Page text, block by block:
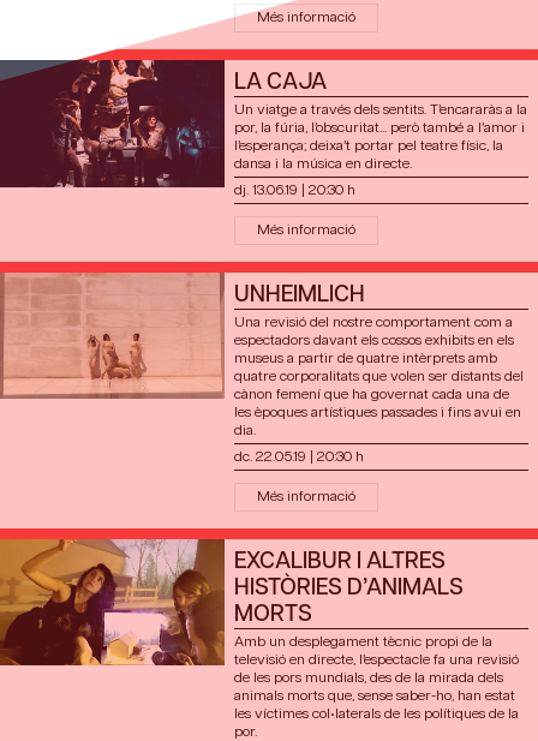
Més informació
LA CAJA
Un viatge a través dels sentits. T’encararàs a la
por, la fúria, l’obscuritat... però també a l’amor i
l’esperança; deixa’t portar pel teatre físic, la
dansa i la música en directe.
dj. 13.06.19
20:30 h
Més informació
UNHEIMLICH
Una revisió del nostre comportament com a
espectadors davant els cossos exhibits en els
museus a partir de quatre intèrprets amb
quatre corporalitats que volen ser distants del
cànon femení que ha governat cada una de
les èpoques artístiques passades i fins avui en
dia.
dc. 22.05.19
20:30 h
Més informació
EXCALIBUR I ALTRES
HISTÒRIES D’ANIMALS
MORTS
Amb un desplegament tècnic propi de la
televisió en directe, l’espectacle fa una revisió
de les pors mundials, des de la mirada dels
animals morts que, sense saber-ho, han estat
les víctimes col•laterals de les polítiques de la
por.